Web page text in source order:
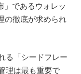
」であるウォレッ
の徹底が求められ
る「シードフレー
理は最も重要で